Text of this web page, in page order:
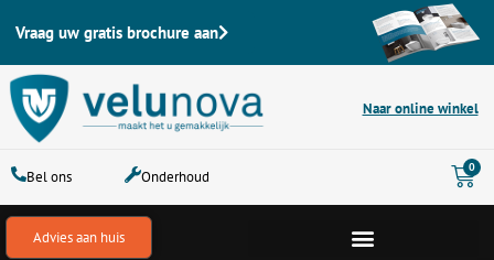
naar
de
inhoud
Vraag uw gratis brochure aan
Naar online winkel
Bel ons Onderhoud
0
Advies aan huis